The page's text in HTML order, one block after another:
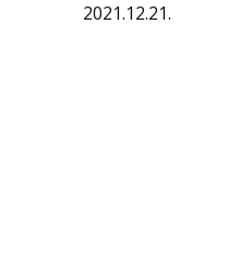
2021.12.21.